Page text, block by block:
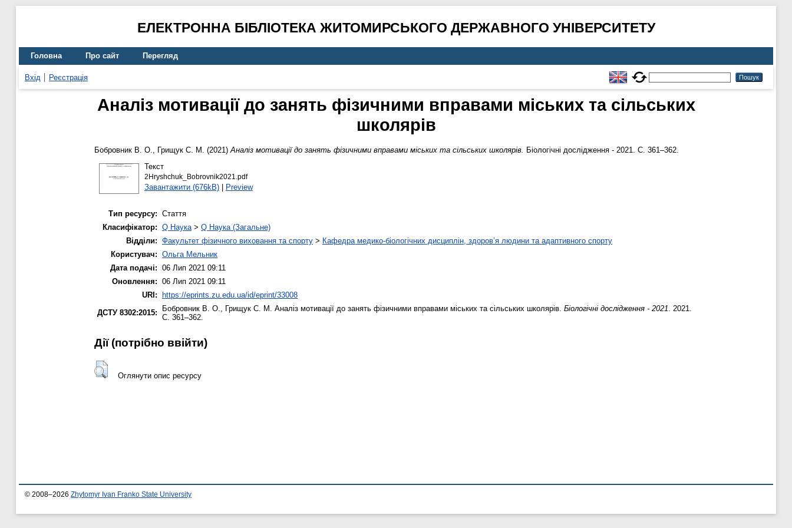
ЕЛЕКТРОННА БІБЛІОТЕКА ЖИТОМИРСЬКОГО ДЕРЖАВНОГО УНІВЕРСИТЕТУ
Головна Про сайт Перегляд
Вхід Реєстрація
Аналіз мотивації до занять фізичними вправами міських та сільських
школярів
Бобровник В. О., Грищук С. М. (2021)Аналіз мотивації до занять фізичними вправами міських та сільських школярів. Біологічні дослідження - 2021. С. 361–362.
Текст
2Hryshchuk_Bobrovnik2021.pdf
Завантажити (676kB)| Preview
Тип ресурсу: Стаття
Класифікатор: Q Наука> Q Наука (Загальне)
Відділи: Факультет фізичного виховання та спорту > Кафедра медико-біологічних дисциплін, здоров’я людини та адаптивного спорту
Користувач: Ольга Мельник
Дата подачі: 06 Лип 2021 09:11
Оновлення: 06 Лип 2021 09:11
URI:
https://eprints.zu.edu.ua/id/eprint/33008
ДСТУ 8302:2015:
Бобровник В. О., Грищук С. М. Аналіз мотивації до занять фізичними вправами міських та сільських школярів. Біологічні дослідження - 2021. 2021.
С. 361–362.
Дії ​​(потрібно ввійти)
Оглянути опис ресурсу
© 2008–2026 Zhytomyr Ivan Franko State University